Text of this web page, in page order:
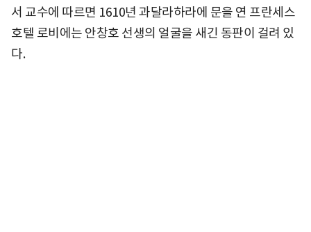
서 교수에 따르면 1610년 과달라하라에 문을 연 프란세스
호텔 로비에는 안창호 선생의 얼굴을 새긴 동판이 걸려 있
다.